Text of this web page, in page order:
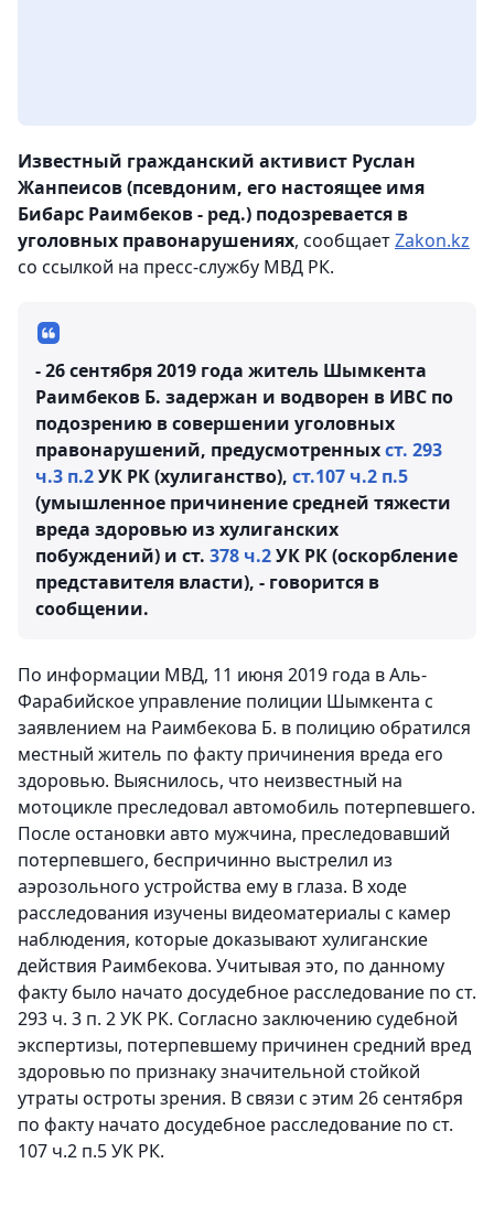
Известный гражданский активист Руслан
Жанпеисов (псевдоним, его настоящее имя
Бибарс Раимбеков - ред.) подозревается в
уголовных правонарушениях, сообщаетZakon.kz
со ссылкой на пресс-службу МВД РК.
- 26 сентября 2019 года житель Шымкента
Раимбеков Б. задержан и водворен в ИВС по
подозрению в совершении уголовных
правонарушений, предусмотренныхст. 293
ч.3 п.2УК РК (хулиганство), ст.107 ч.2 п.5
(умышленное причинение средней тяжести
вреда здоровью из хулиганских
побуждений) и ст. 378 ч.2УК РК (оскорбление
представителя власти), - говорится в
сообщении.
По информации МВД, 11 июня 2019 года в Аль-
Фарабийское управление полиции Шымкента с
заявлением на Раимбекова Б. в полицию обратился
местный житель по факту причинения вреда его
здоровью. Выяснилось, что неизвестный на
мотоцикле преследовал автомобиль потерпевшего.
После остановки авто мужчина, преследовавший
потерпевшего, беспричинно выстрелил из
аэрозольного устройства ему в глаза. В ходе
расследования изучены видеоматериалы с камер
наблюдения, которые доказывают хулиганские
действия Раимбекова. Учитывая это, по данному
факту было начато досудебное расследование по ст.
293 ч. 3 п. 2 УК РК. Согласно заключению судебной
экспертизы, потерпевшему причинен средний вред
здоровью по признаку значительной стойкой
утраты остроты зрения. В связи с этим 26 сентября
по факту начато досудебное расследование по ст.
107 ч.2 п.5 УК РК.